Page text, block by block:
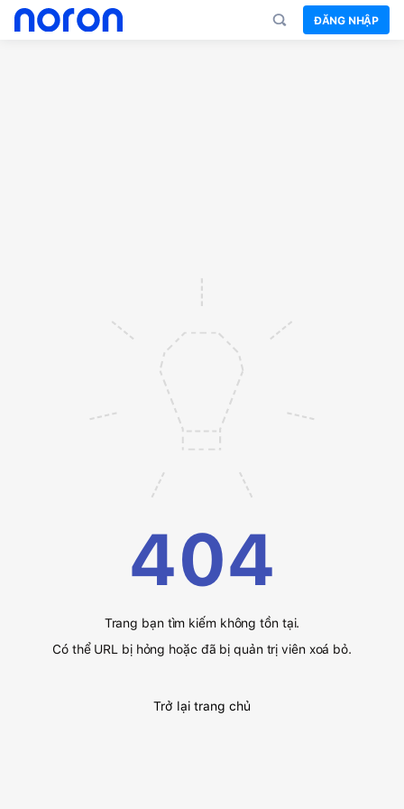
ĐĂNG NHẬP
404
Trang bạn tìm kiếm không tồn tại.
Có thể URL bị hỏng hoặc đã bị quản trị viên xoá bỏ.
Trở lại trang chủ